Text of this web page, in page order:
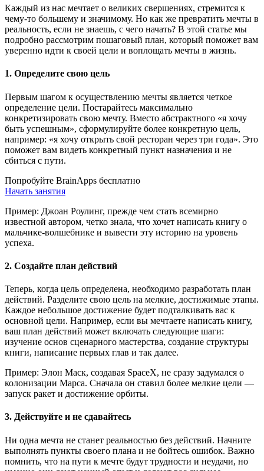
Каждый из нас мечтает о великих свершениях, стремится к
чему-то большему и значимому. Но как же превратить мечты в
реальность, если не знаешь, с чего начать? В этой статье мы
подробно рассмотрим пошаговый план, который поможет вам
уверенно идти к своей цели и воплощать мечты в жизнь.
1. Определите свою цель
Первым шагом к осуществлению мечты является четкое
определение цели. Постарайтесь максимально
конкретизировать свою мечту. Вместо абстрактного «я хочу
быть успешным», сформулируйте более конкретную цель,
например: «я хочу открыть свой ресторан через три года». Это
поможет вам видеть конкретный пункт назначения и не
сбиться с пути.
Попробуйте BrainApps бесплатно
Начать занятия
Пример: Джоан Роулинг, прежде чем стать всемирно
известной автором, четко знала, что хочет написать книгу о
мальчике-волшебнике и вывести эту историю на уровень
успеха.
2. Создайте план действий
Теперь, когда цель определена, необходимо разработать план
действий. Разделите свою цель на мелкие, достижимые этапы.
Каждое небольшое достижение будет подталкивать вас к
основной цели. Например, если вы мечтаете написать книгу,
ваш план действий может включать следующие шаги:
изучение основ сценарного мастерства, создание структуры
книги, написание первых глав и так далее.
Пример: Элон Маск, создавая SpaceX, не сразу задумался о
колонизации Марса. Сначала он ставил более мелкие цели —
запуск ракет и достижение орбиты.
3. Действуйте и не сдавайтесь
Ни одна мечта не станет реальностью без действий. Начните
выполнять пункты своего плана и не бойтесь ошибок. Важно
помнить, что на пути к мечте будут трудности и неудачи, но